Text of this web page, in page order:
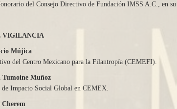
del Consejo Directivo de Fundación IMSS A.C., en
VIGILANCIA
Mújica
del Centro Mexicano para la Filantropía (CEMEFI).
Tumoine Muñoz
Impacto Social Global en CEMEX.
Cherem